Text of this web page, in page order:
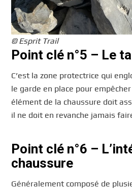
© Esprit Trail
Point clé n°5 – Le
C’est la zone protectrice qui
le garde en place pour
élément de la chaussure doit
il ne doit en revanche jamais
Point clé n°6 –
chaussure
Généralement composé de